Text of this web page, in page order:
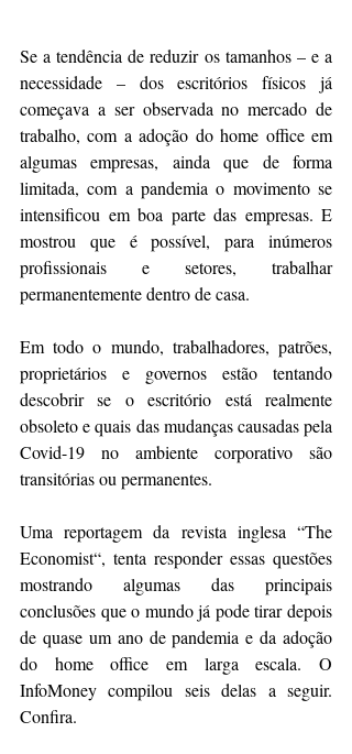
Se a tendência de reduzir os tamanhos – e a
necessidade – dos escritórios físicos já
começava a ser observada no mercado de
trabalho, com a adoção do home office em
algumas empresas, ainda que de forma
limitada, com a pandemia o movimento se
intensificou em boa parte das empresas. E
mostrou que é possível, para inúmeros
profissionais e setores, trabalhar
permanentemente dentro de casa.
Em todo o mundo, trabalhadores, patrões,
proprietários e governos estão tentando
descobrir se o escritório está realmente
obsoleto e quais das mudanças causadas pela
Covid-19 no ambiente corporativo são
transitórias ou permanentes.
Uma reportagem da revista inglesa “The
Economist“, tenta responder essas questões
mostrando algumas das principais
conclusões que o mundo já pode tirar depois
de quase um ano de pandemia e da adoção
do home office em larga escala. O
InfoMoney compilou seis delas a seguir.
Confira.